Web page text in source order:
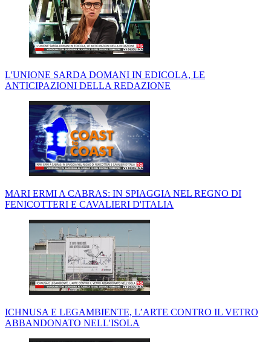
L'UNIONE SARDA DOMANI IN EDICOLA, LE
ANTICIPAZIONI DELLA REDAZIONE
MARI ERMI A CABRAS: IN SPIAGGIA NEL REGNO DI
FENICOTTERI E CAVALIERI D'ITALIA
ICHNUSA E LEGAMBIENTE, L’ARTE CONTRO IL VETRO
ABBANDONATO NELL'ISOLA